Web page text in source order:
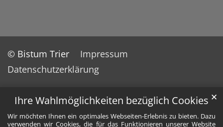
Ihre Wahlmöglichkeiten bezüglich Cookies
Wir möchten Ihnen ein optimales Webseiten-Erlebnis zu bieten. Dazu
verwenden wir Cookies, die für das Funktionieren unserer Website
✕
© Bistum Trier
Impressum
Datenschutzerklärung